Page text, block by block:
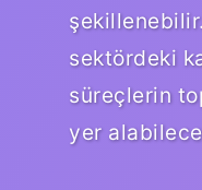
sektördeki
süreçlerin
yer